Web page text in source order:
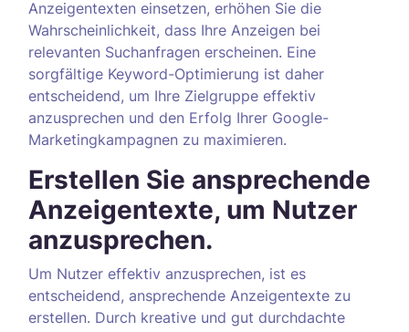
Anzeigentexten einsetzen, erhöhen Sie die
Wahrscheinlichkeit, dass Ihre Anzeigen bei
relevanten Suchanfragen erscheinen. Eine
sorgfältige Keyword-Optimierung ist daher
entscheidend, um Ihre Zielgruppe effektiv
anzusprechen und den Erfolg Ihrer Google-
Marketingkampagnen zu maximieren.
Erstellen Sie ansprechende
Anzeigentexte, um Nutzer
anzusprechen.
Um Nutzer effektiv anzusprechen, ist es
entscheidend, ansprechende Anzeigentexte zu
erstellen. Durch kreative und gut durchdachte